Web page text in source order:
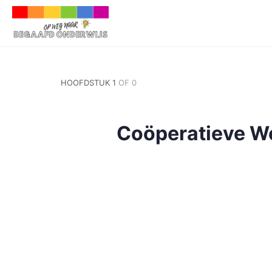
HOOFDSTUK 1 OF 0
Coöperatieve